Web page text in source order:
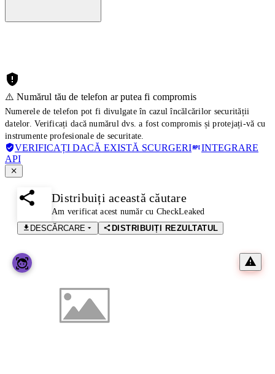
⚠️ Numărul tău de telefon ar putea fi compromis
Numerele de telefon pot fi divulgate în cazul încălcărilor securității
datelor. Verificați dacă numărul dvs. a fost compromis și protejați-vă cu
instrumente profesionale de securitate.
VERIFICAȚI DACĂ EXISTĂ SCURGERI
INTEGRARE
API
Distribuiți această căutare
Am verificat acest număr cu CheckLeaked
DESCĂRCARE
DISTRIBUIȚI REZULTATUL